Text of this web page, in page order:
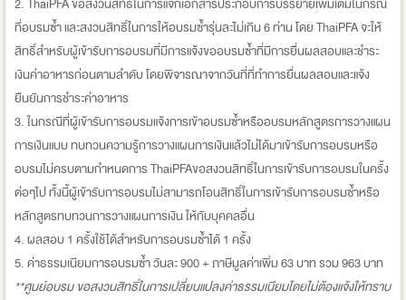
2. ThaiPFA ขอสงวนสิทธิ์ในการแจกเอกสารประกอบการบรรยายเพิ่มเติมในกรณี
ที่อบรมซ้ำ และสงวนสิทธิ์ในการให้อบรมซ้ำรุ่นละไม่เกิน 6 ท่าน โดย ThaiPFA จะให้
สิทธิ์สำหรับผู้เข้ารับการอบรมที่มีการแจ้งขออบรมซ้ำที่มีการยื่นผลสอบและชำระ
เงินค่าอาหารก่อนตามลำดับ โดยพิจารณาจากวันที่ที่ทำการยื่นผลสอบและแจ้ง
ยืนยันการชำระค่าอาหาร
3. ในกรณีที่ผู้เข้ารับการอบรมแจ้งการเข้าอบรมซ้ำหรืออบรมหลักสูตรการวางแผน
การเงินแบบ ทบทวนความรู้การวางแผนการเงินแล้วไม่ได้มาเข้ารับการอบรมหรือ
อบรมไม่ครบตามกำหนดการ ThaiPFAขอสงวนสิทธิ์ในการเข้ารับการอบรมในครั้ง
ต่อๆไป ทั้งนี้ผู้เข้ารับการอบรมไม่สามารถโอนสิทธิ์ในการเข้ารับการอบรมซ้ำหรือ
หลักสูตรทบทวนการวางแผนการเงิน ให้กับบุคคลอื่น
4. ผลสอบ 1 ครั้งใช้ได้สำหรับการอบรมซ้ำได้ 1 ครั้ง
5. ค่าธรรมเนียมการอบรมซ้ำ วันละ 900 + ภาษีมูลค่าเพิ่ม 63 บาท รวม 963 บาท
**ศูนย์อบรม ขอสงวนสิทธิ์ในการเปลี่ยนแปลงค่าธรรมเนียมโดยไม่ต้องแจ้งให้ทราบ